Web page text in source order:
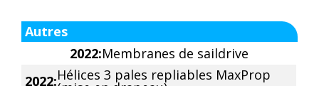
Autres
2022:Membranes de saildrive
2022:Hélices 3 pales repliables MaxProp